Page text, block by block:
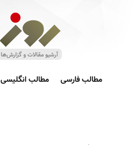
مطالب فارسی مطالب انگلیسی